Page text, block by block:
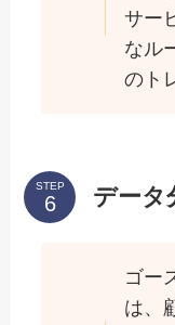
サー
なル
のト
STEP データ
ゴー
は、